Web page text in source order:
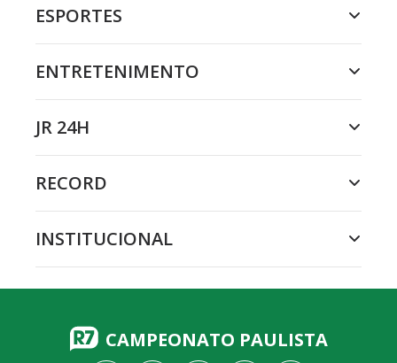
ESPORTES
ENTRETENIMENTO
JR 24H
RECORD
INSTITUCIONAL
CAMPEONATO PAULISTA